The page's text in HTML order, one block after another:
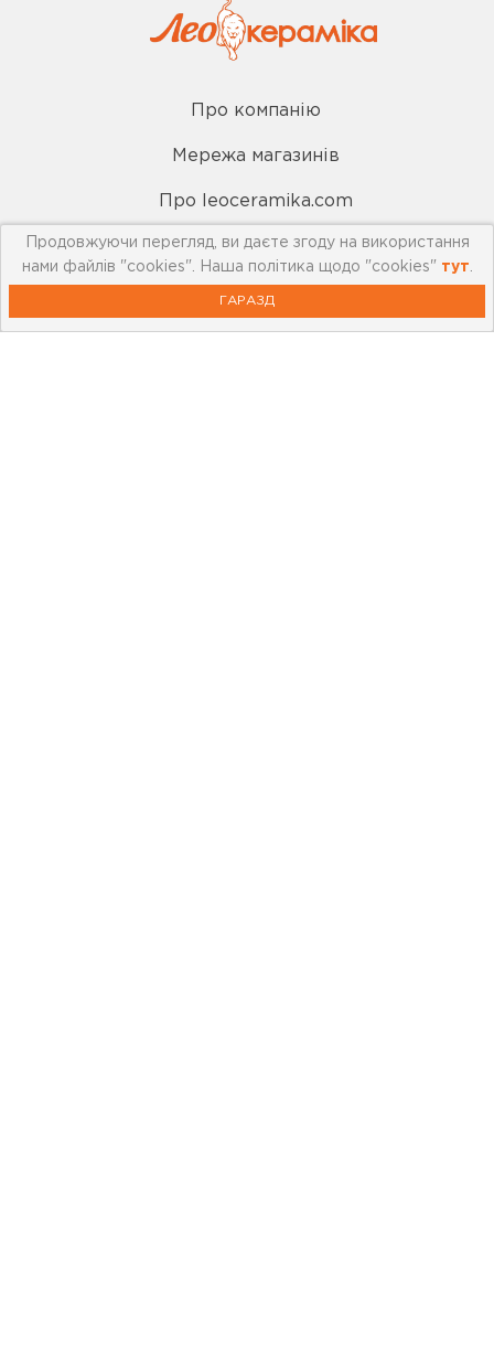
Про компанію
Мережа магазинів
Про leoceramika.com
Робота в Лео Кераміка
Продовжуючи перегляд, ви даєте згоду на використання
нами файлів "cookies". Наша політика щодо "cookies" тут
ГАРАЗД